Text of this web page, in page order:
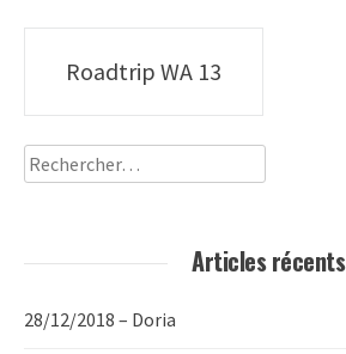
Poste
navigation
Roadtrip WA 13
Rechercher :
Articles récents
28/12/2018 – Doria